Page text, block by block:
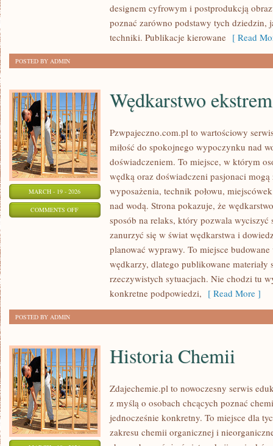
ARTYSTYCZNE
designem cyfrowym i postprodukcją
poznać zarówno podstawy tych dziedzin,
techniki. Publikacje kierowane [ Read
POSTED BY ADMIN
MARCH - 19 - 2026
COMMENTS OFFON
WĘDKARSTWO
EKSTREMALNE
Wędkarstwo
Pzwpajeczno.com.pl to wartościowy
miłość do spokojnego wypoczynku nad
doświadczeniem. To miejsce, w którym
wędką oraz doświadczeni pasjonaci mogą
wyposażenia, technik połowu,
nad wodą. Strona pokazuje, że
sposób na relaks, który pozwala
zanurzyć się w świat wędkarstwa i
planować wyprawy. To miejsce
wędkarzy, dlatego publikowane materiały
rzeczywistych sytuacjach. Nie chodzi tu
konkretne podpowiedzi, [ Read More ]
POSTED BY ADMIN
Historia Chemii
Zdajechemie.pl to nowoczesny serwis
z myślą o osobach chcących poznać
jednocześnie konkretny. To miejsce dla
zakresu chemii organicznej i